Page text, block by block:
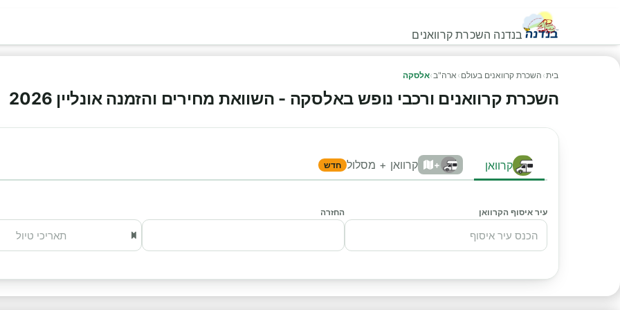
בנדנה השכרת קרוואנים
בית› השכרת קרוואנים בעולם › ארה"ב›אלסקה
השכרת קרוואנים ורכבי נופש באלסקה - השוואת מחירים והזמנה אונליין 2026
קרוואן + קרוואן + מסלול חדש
עיר איסוף הקרוואן החזרה